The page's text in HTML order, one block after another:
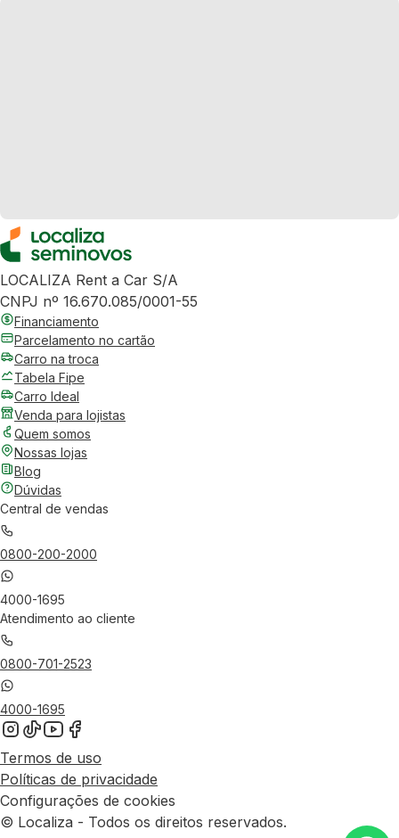
LOCALIZA Rent a Car S/A
CNPJ nº 16.670.085/0001-55
Financiamento
Parcelamento no cartão
Carro na troca
Tabela Fipe
Carro Ideal
Venda para lojistas
Quem somos
Nossas lojas
Blog
Dúvidas
Central de vendas
0800-200-2000
4000-1695
Atendimento ao cliente
0800-701-2523
4000-1695
Termos de uso
Políticas de privacidade
Configurações de cookies
© Localiza - Todos os direitos reservados.